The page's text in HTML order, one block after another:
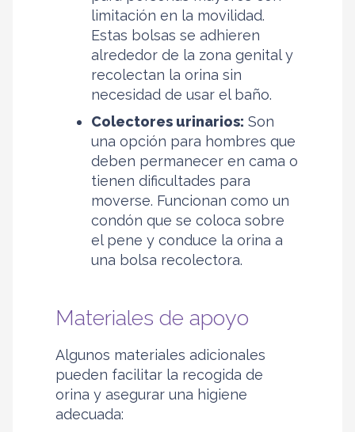
limitación en la movilidad.
Estas bolsas se adhieren
alrededor de la zona genital y
recolectan la orina sin
necesidad de usar el baño.
Colectores urinarios: Son
una opción para hombres que
deben permanecer en cama o
tienen dificultades para
moverse. Funcionan como un
condón que se coloca sobre
el pene y conduce la orina a
una bolsa recolectora.
Materiales de apoyo
Algunos materiales adicionales
pueden facilitar la recogida de
orina y asegurar una higiene
adecuada: